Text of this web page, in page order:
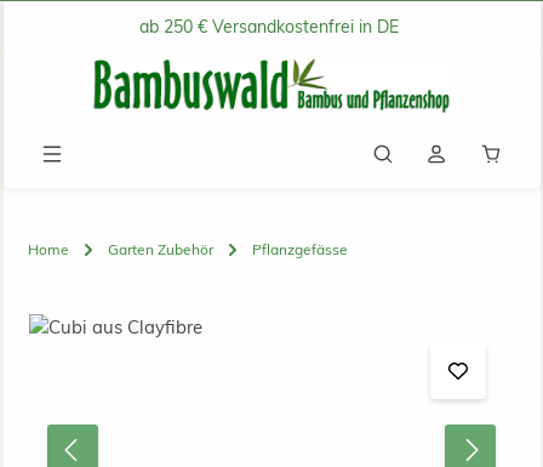
Zum Hauptinhalt springenab 250 € Versandkostenfrei in DE
Home Garten Zubehör Pflanzgefässe
Bildergalerie überspringen